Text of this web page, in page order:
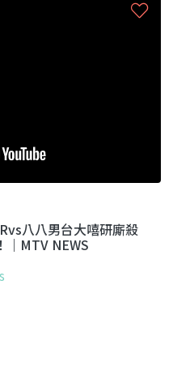
八八男台大嘻研廝殺
｜MTV NEWS